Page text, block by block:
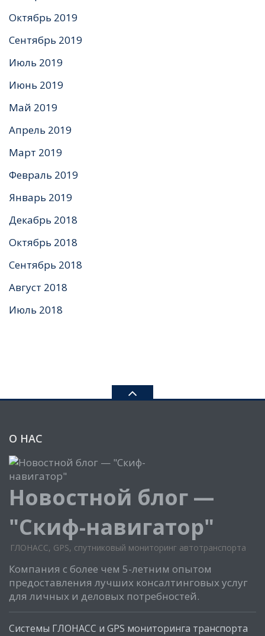
Октябрь 2019
Сентябрь 2019
Июль 2019
Июнь 2019
Май 2019
Апрель 2019
Март 2019
Февраль 2019
Январь 2019
Декабрь 2018
Октябрь 2018
Сентябрь 2018
Август 2018
Июль 2018
О НАС
Новостной блог —
"Скиф-навигатор"
ГЛОНАСС, GPS, спутниковый мониторинг автотранспорта
Компания с более чем 5-летним опытом
предоставления лучших консалтинговых услуг
для личных и деловых потребностей.
Системы ГЛОНАСС и GPS мониторинга транспорта